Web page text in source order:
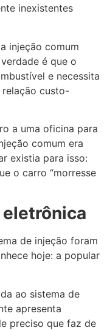
inexistentes
injeção comum
é que o
e necessita
relação custo-
a uma oficina para
comum era
existia para isso:
o carro “morresse
de injeção foram
hoje: a popular
ao sistema de
apresenta
preciso que faz de